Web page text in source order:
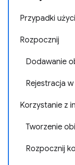
Przypadki
Rozpocznij
Dodawanie
Rejestracja
Korzystanie z
Tworzenie
Rozpocznij